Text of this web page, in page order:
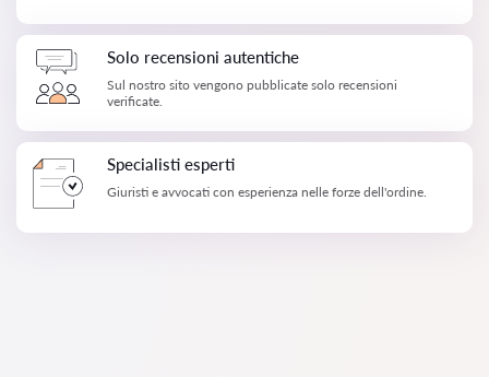
Solo recensioni autentiche
Sul nostro sito vengono pubblicate solo recensioni
verificate.
Specialisti esperti
Giuristi e avvocati con esperienza nelle forze dell'ordine.